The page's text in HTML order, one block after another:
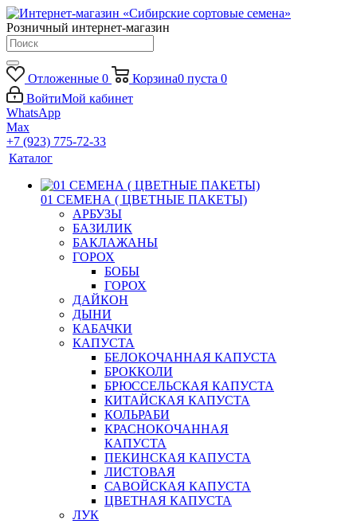
Розничный интернет-магазин
Отложенные 0 Корзина0 пуста 0
ВойтиМой кабинет
WhatsApp
Max
+7 (923) 775-72-33
Каталог
01 СЕМЕНА ( ЦВЕТНЫЕ ПАКЕТЫ)
АРБУЗЫ
БАЗИЛИК
БАКЛАЖАНЫ
ГОРОХ
БОБЫ
ГОРОХ
ДАЙКОН
ДЫНИ
КАБАЧКИ
КАПУСТА
БЕЛОКОЧАННАЯ КАПУСТА
БРОККОЛИ
БРЮССЕЛЬСКАЯ КАПУСТА
КИТАЙСКАЯ КАПУСТА
КОЛЬРАБИ
КРАСНОКОЧАННАЯ
КАПУСТА
ПЕКИНСКАЯ КАПУСТА
ЛИСТОВАЯ
САВОЙСКАЯ КАПУСТА
ЦВЕТНАЯ КАПУСТА
ЛУК